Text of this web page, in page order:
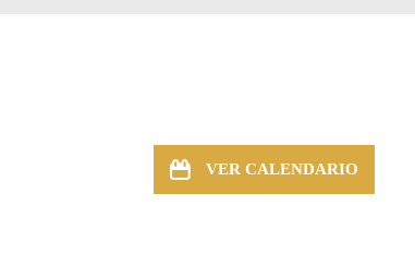
VER CALENDARIO